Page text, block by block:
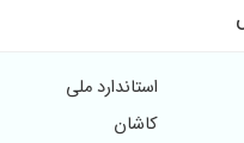
استاندارد ملی
کاشان